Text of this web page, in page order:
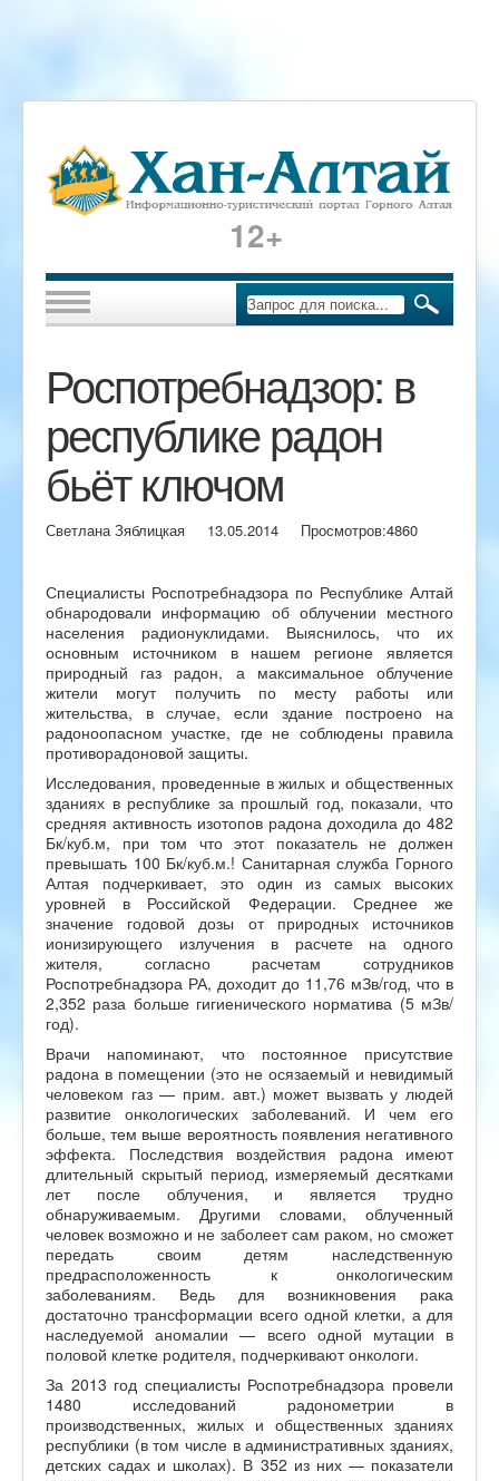
12+
Роспотребнадзор: в
республике радон
бьёт ключом
Светлана Зяблицкая 13.05.2014 Просмотров:4860
Специалисты Роспотребнадзора по Республике Алтай
обнародовали информацию об облучении местного
населения радионуклидами. Выяснилось, что их
основным источником в нашем регионе является
природный газ радон, а максимальное облучение
жители могут получить по месту работы или
жительства, в случае, если здание построено на
радоноопасном участке, где не соблюдены правила
противорадоновой защиты.
Исследования, проведенные в жилых и общественных
зданиях в республике за прошлый год, показали, что
средняя активность изотопов радона доходила до 482
Бк/куб.м, при том что этот показатель не должен
превышать 100 Бк/куб.м.! Санитарная служба Горного
Алтая подчеркивает, это один из самых высоких
уровней в Российской Федерации. Среднее же
значение годовой дозы от природных источников
ионизирующего излучения в расчете на одного
жителя, согласно расчетам сотрудников
Роспотребнадзора РА, доходит до 11,76 мЗв/год, что в
2,352 раза больше гигиенического норматива (5 мЗв/
год).
Врачи напоминают, что постоянное присутствие
радона в помещении (это не осязаемый и невидимый
человеком газ — прим. авт.) может вызвать у людей
развитие онкологических заболеваний. И чем его
больше, тем выше вероятность появления негативного
эффекта. Последствия воздействия радона имеют
длительный скрытый период, измеряемый десятками
лет после облучения, и является трудно
обнаруживаемым. Другими словами, облученный
человек возможно и не заболеет сам раком, но сможет
передать своим детям наследственную
предрасположенность к онкологическим
заболеваниям. Ведь для возникновения рака
достаточно трансформации всего одной клетки, а для
наследуемой аномалии — всего одной мутации в
половой клетке родителя, подчеркивают онкологи.
За 2013 год специалисты Роспотребнадзора провели
1480 исследований радонометрии в
производственных, жилых и общественных зданиях
республики (в том числе в административных зданиях,
детских садах и школах). В 352 из них — показатели